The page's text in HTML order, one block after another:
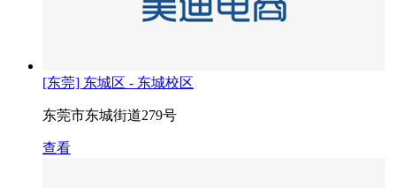
[东莞] 东城区 - 东城校区
东莞市东城街道279号
查看